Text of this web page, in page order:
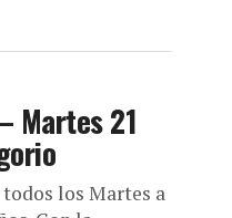
Martes 21
los Martes a